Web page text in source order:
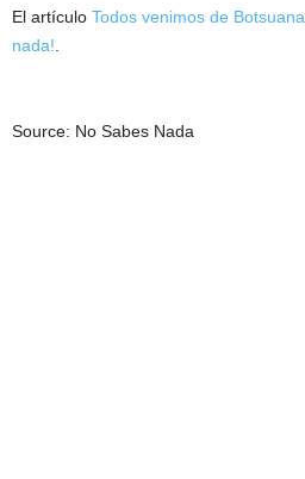
El artículo Todos venimos de Botsuana
nada!
Source: No Sabes Nada